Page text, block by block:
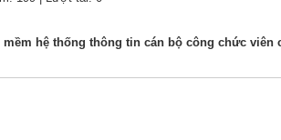
hệ thống thông tin cán bộ công chức viên